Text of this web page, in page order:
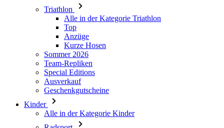
Triathlon
Alle in der Kategorie Triathlon
Top
Anzüge
Kurze Hosen
Sommer 2026
Team-Repliken
Special Editions
Ausverkauf
Geschenkgutscheine
Kinder
Alle in der Kategorie Kinder